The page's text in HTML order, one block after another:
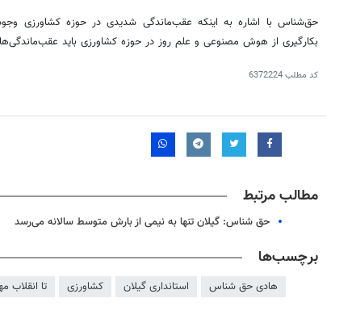
حق‌شناس با اشاره به اینکه عقب‌ماندگی شدیدی در حوزه کشاورزی
بکارگیری از هوش مصنوعی و علم روز در حوزه کشاورزی باید
کد مطلب6372224
مطالب مرتبط
حق شناس: گیلان تنها به نیمی از بارش متوسط سالانه می‌رسد
برچسب‌ها
هادی حق شناس استانداری گیلان کشاورزی تا انقلاب